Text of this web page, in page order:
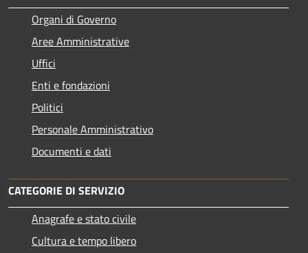
Organi di Governo
Aree Amministrative
Uffici
Enti e fondazioni
Politici
Personale Amministrativo
Documenti e dati
CATEGORIE DI SERVIZIO
Anagrafe e stato civile
Cultura e tempo libero